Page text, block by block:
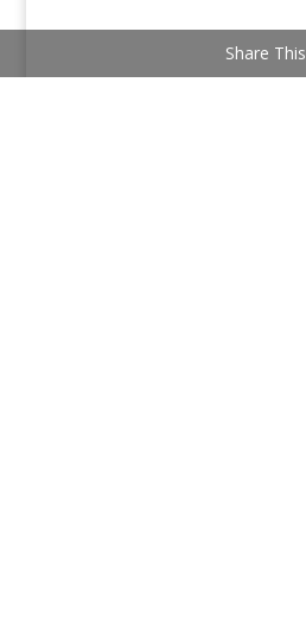
Share This